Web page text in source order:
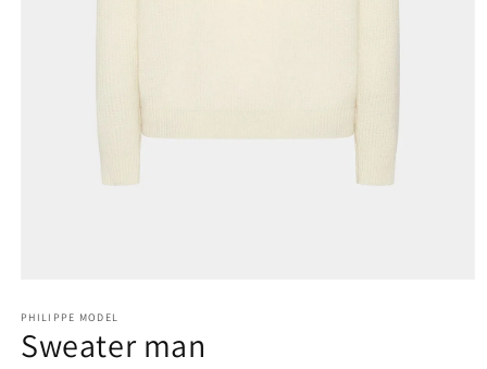
multimediali
1
in
PHILIPPE MODEL
Sweater man